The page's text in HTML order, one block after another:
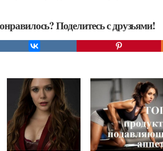
Поделитесь с друзьями!